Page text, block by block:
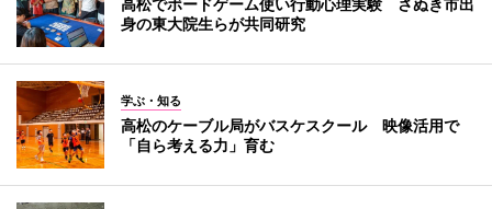
身の東大院生らが共同研究
学ぶ・知る
高松のケーブル局がバスケスクール 映像活用で
「自ら考える力」育む